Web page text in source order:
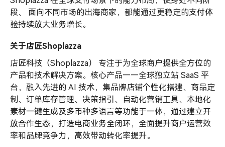
段、 面向不同市场的出海商家，都能通过更稳定的支付体
验持续放大业务增长。
关于店匠Shoplazza
店匠科技（Shoplazza） 专注于为全球商户提供全方位的
产品和技术解决方案。核心产品——全球独立站 SaaS 平
台，融入先进的 AI 技术，集品牌店铺个性化搭建、商品定
制、订单库存管理、决策指引、自动化营销工具、本地化
素材一键生成及多币种多语言等功能于一体，通过建立开
放合作生态，打造电商业务全闭环，全面提升商户运营效
率和品牌竞争力，高效带动转化率提升。